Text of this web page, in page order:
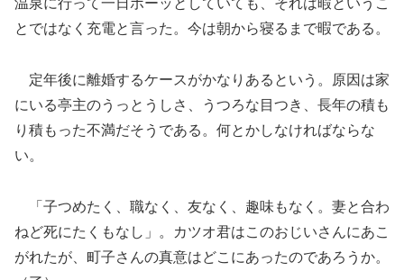
温泉に行って一日ボーッとしていても、それは暇というこ
とではなく充電と言った。今は朝から寝るまで暇である。
定年後に離婚するケースがかなりあるという。原因は家
にいる亭主のうっとうしさ、うつろな目つき、長年の積も
り積もった不満だそうである。何とかしなければならな
い。
「子つめたく、職なく、友なく、趣味もなく。妻と合わ
ねど死にたくもなし」。カツオ君はこのおじいさんにあこ
がれたが、町子さんの真意はどこにあったのであろうか。